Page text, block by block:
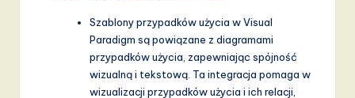
Szablony przypadków użycia w Visual
Paradigm są powiązane z diagramami
przypadków użycia, zapewniając spójność
wizualną i tekstową. Ta integracja pomaga w
wizualizacji przypadków użycia i ich relacji,